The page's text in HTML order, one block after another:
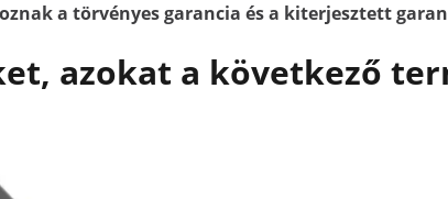
a törvényes garancia és a kiterjesztett
azokat a következő